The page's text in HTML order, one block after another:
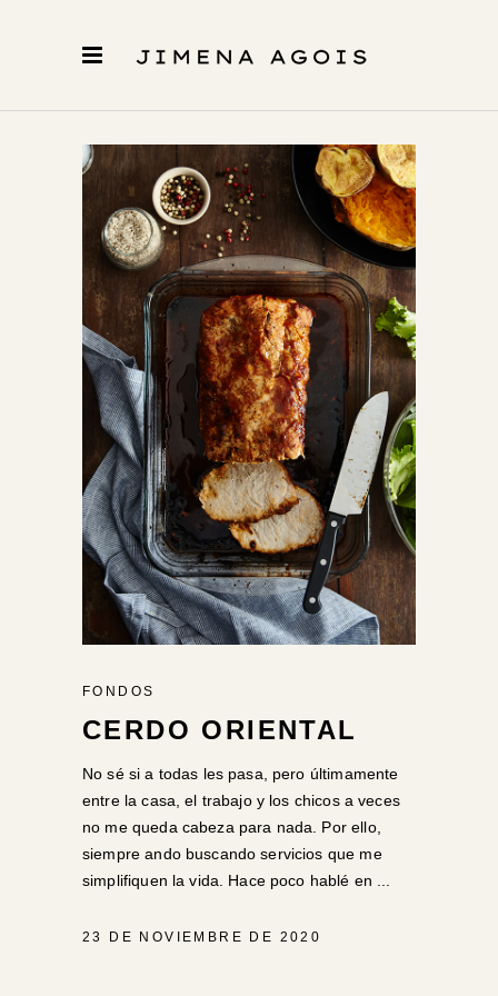
FONDOS
CERDO ORIENTAL
No sé si a todas les pasa, pero últimamente
entre la casa, el trabajo y los chicos a veces
no me queda cabeza para nada. Por ello,
siempre ando buscando servicios que me
simplifiquen la vida. Hace poco hablé en
23 DE NOVIEMBRE DE 2020